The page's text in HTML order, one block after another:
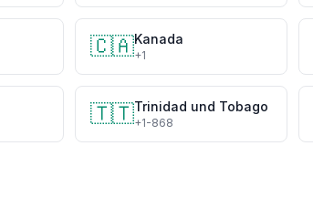
🇨🇦Kanada
+1
🇹🇹Trinidad und Tobago
+1-868